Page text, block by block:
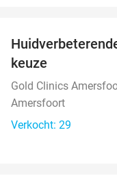
keuze
Gold Clinics
Amersfoort
Verkocht: 29